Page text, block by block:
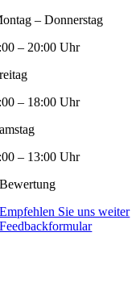
– Donnerstag
– 20:00 Uhr
– 18:00 Uhr
– 13:00 Uhr
Bewertung
Empfehlen Sie uns weiter
Feedbackformular